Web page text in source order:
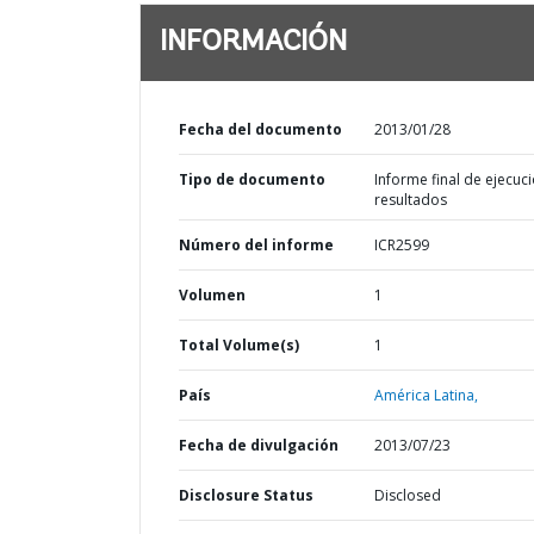
INFORMACIÓN
Fecha del documento 2013/01/28
Tipo de documento
Informe final de
resultados
Número del informe ICR2599
Volumen 1
Total Volume(s) 1
País América Latina,
Fecha de divulgación 2013/07/23
Disclosure Status Disclosed